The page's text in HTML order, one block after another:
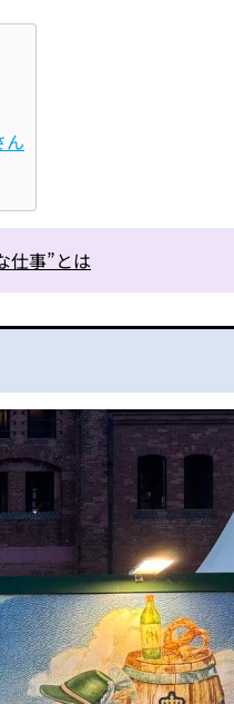
ん
仕事”とは